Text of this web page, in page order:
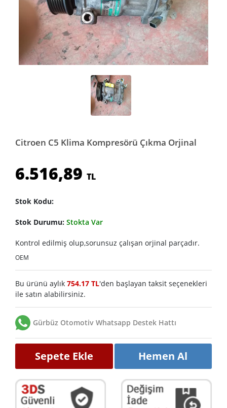
Citroen C5 Klima Kompresörü Çıkma Orjinal
6.516,89 TL
Stok Kodu:
Stok Durumu: Stokta Var
Kontrol edilmiş olup,sorunsuz çalışan orjinal parçadır.
OEM
Bu ürünü aylık 754.17 TL'den başlayan taksit seçenekleri
ile satın alabilirsiniz.
Gürbüz Otomotiv Whatsapp Destek Hattı
Sepete Ekle Hemen Al